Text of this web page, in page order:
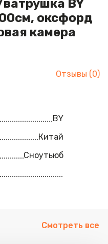
ватрушка BY
оксфорд
камера
Отзывы (0)
BY
Китай
Сноутьюб
Смотреть все